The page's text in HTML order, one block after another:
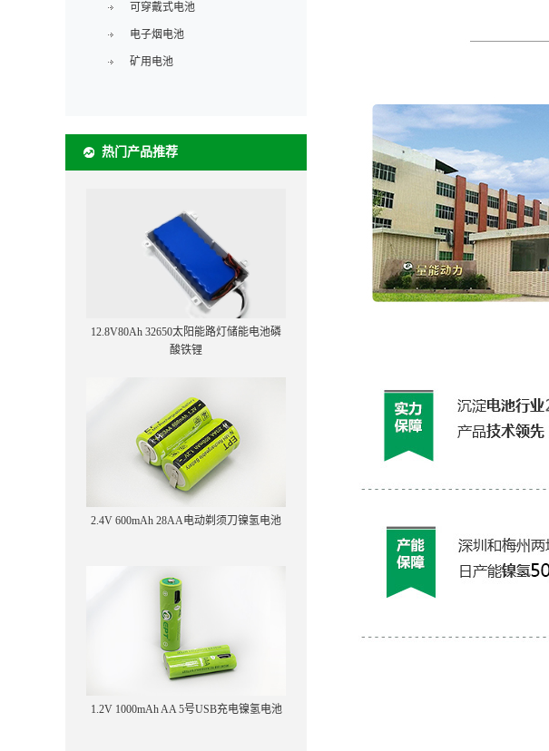
可穿戴式电池
电子烟电池
矿用电池
热门产品推荐
12.8V80Ah 32650太阳能路灯储能电池磷
酸铁锂
2.4V 600mAh 28AA电动剃须刀镍氢电池
1.2V 1000mAh AA 5号USB充电镍氢电池